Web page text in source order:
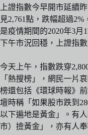
上證指數今早開市延續
見2,761點，跌幅超過
是疫情期間的2020年3月
下午市況回穩，上證指
今天上午，指數跌穿
「熱搜榜」，網民一片
榜還包括《環球時報》
壇時稱「如果股市跌到
以下遍地是黃金」。有
市）撿黃金」，亦有人